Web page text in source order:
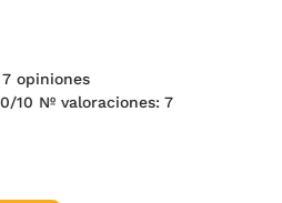
opiniones
/10 Nº valoraciones:7